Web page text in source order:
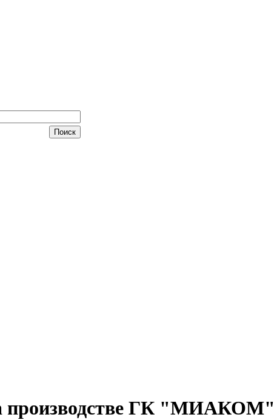
производстве ГК "МИАКОМ"